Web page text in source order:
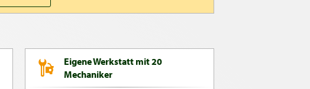
Eigene Werkstatt mit 20
Mechaniker